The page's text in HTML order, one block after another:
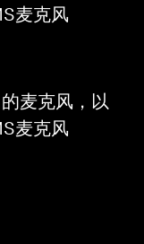
麦克风
麦克风，以
麦克风